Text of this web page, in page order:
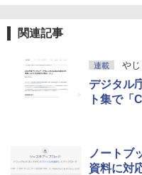
関連記事
連載 や
デジタル
ト集で「
ノートブ
資料に対